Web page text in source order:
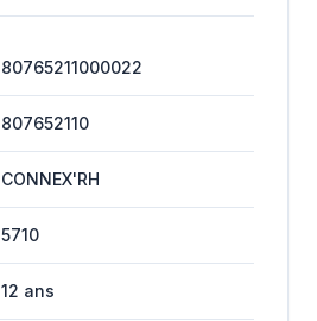
80765211000022
807652110
CONNEX'RH
5710
12 ans